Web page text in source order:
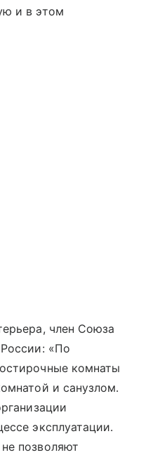
и в этом
член Союза
«По
комнаты
и санузлом.
эксплуатации.
позволяют